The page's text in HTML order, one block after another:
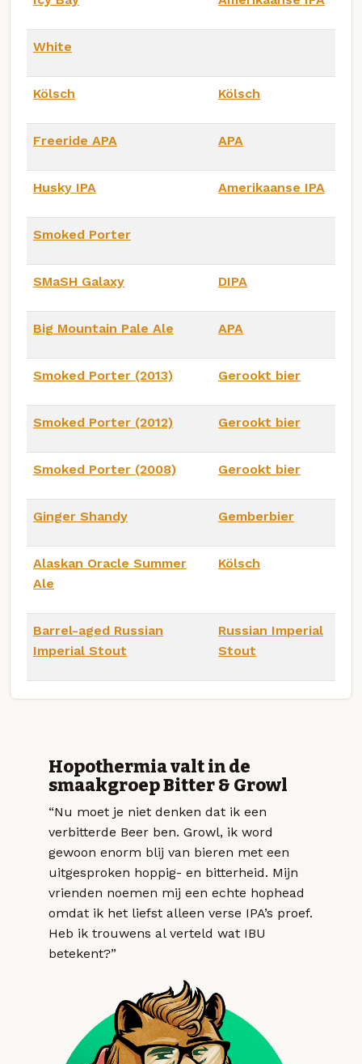
White
Kölsch Kölsch
Freeride APA APA
Husky IPA Amerikaanse IPA
Smoked Porter
SMaSH Galaxy DIPA
Big Mountain Pale Ale APA
Smoked Porter (2013) Gerookt bier
Smoked Porter (2012) Gerookt bier
Smoked Porter (2008) Gerookt bier
Ginger Shandy Gemberbier
Alaskan Oracle Summer
Ale
Kölsch
Barrel-aged Russian
Imperial Stout
Russian Imperial
Stout
Hopothermia valt in de
smaakgroep Bitter & Growl
“Nu moet je niet denken dat ik een
verbitterde Beer ben. Growl, ik word
gewoon enorm blij van bieren met een
uitgesproken hoppig- en bitterheid. Mijn
vrienden noemen mij een echte hophead
omdat ik het liefst alleen verse IPA’s proef.
Heb ik trouwens al verteld wat IBU
betekent?”